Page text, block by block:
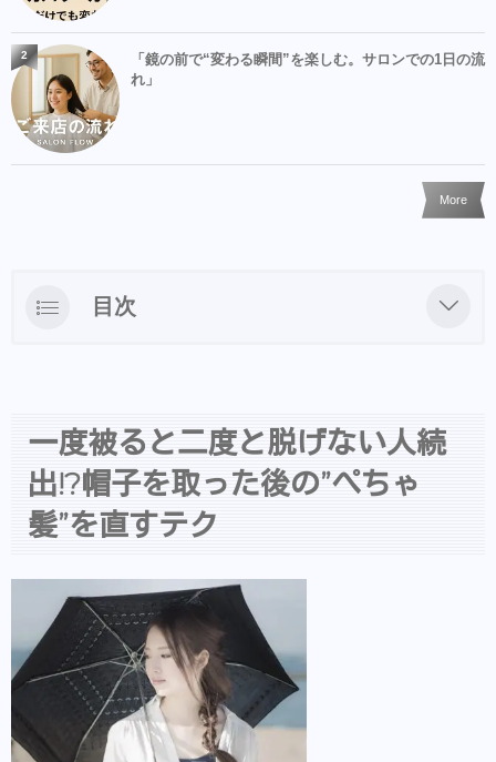
「鏡の前で“変わる瞬間”を楽しむ。サロンでの1日の流
れ」
2
More
目次
一度被ると二度と脱げない人続
出!?帽子を取った後の”ぺちゃ
髪”を直すテク